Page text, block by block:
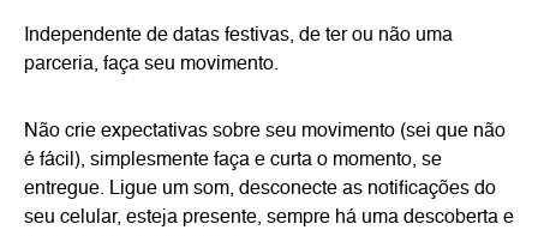
Independente de datas festivas, de ter ou não uma
parceria, faça seu movimento.
Não crie expectativas sobre seu movimento (sei que não
é fácil), simplesmente faça e curta o momento, se
entregue. Ligue um som, desconecte as notificações do
seu celular, esteja presente, sempre há uma descoberta e